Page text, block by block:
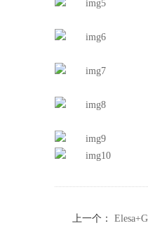
上一个：